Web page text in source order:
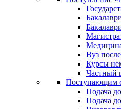
Вуз
Курсы
Частный
Поступающим
Подача
Подача